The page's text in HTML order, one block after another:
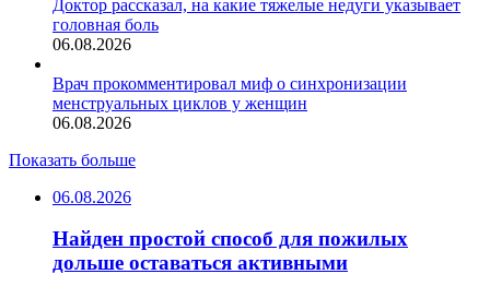
Доктор рассказал, на какие тяжелые недуги указывает
головная боль
06.08.2026
Врач прокомментировал миф о синхронизации
менструальных циклов у женщин
06.08.2026
Показать больше
06.08.2026
Найден простой способ для пожилых
дольше оставаться активными